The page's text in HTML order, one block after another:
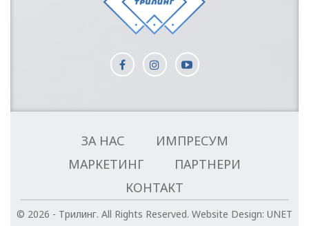
ЗА НАС
ИМПРЕСУМ
МАРКЕТИНГ
ПАРТНЕРИ
КОНТАКТ
© 2026 - Трилинг. All Rights Reserved. Website Design: UNET